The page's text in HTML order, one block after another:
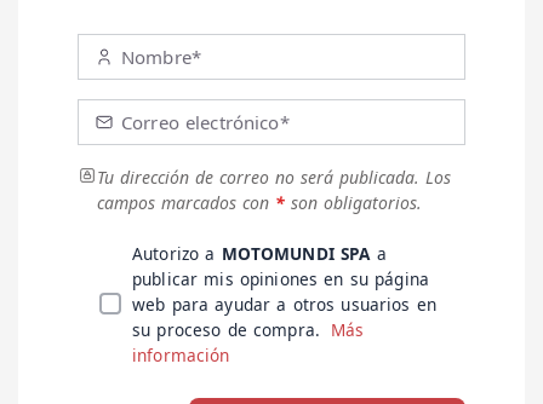
Nombre*
Correo electrónico*
Tu dirección de correo no será publicada. Los
campos marcados con * son obligatorios.
Autorizo a MOTOMUNDI SPAa
publicar mis opiniones en su página
web para ayudar a otros usuarios en
su proceso de compra. Más
información